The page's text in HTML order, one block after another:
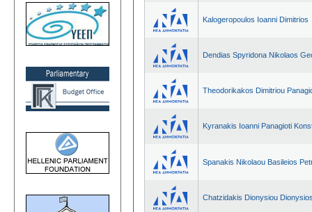
Kalogeropoulos Ioanni Dimitrios
Dendias Spyridona Nikolaos
Theodorikakos Dimitriou
Kyranakis Ioanni Panagioti
Spanakis Nikolaou Basileios
Chatzidakis Dionysiou